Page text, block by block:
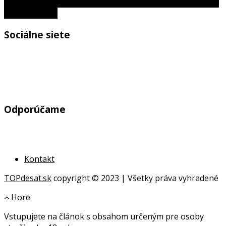
Sociálne siete
Odporúčame
Kontakt
TOPdesat.skcopyright © 2023 | Všetky práva vyhradené
Hore
online
Vstupujete na článok s obsahom určeným pre osoby